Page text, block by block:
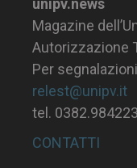
unipv.news
Magazine
Autorizzazione
Per
relest@unipv.it
tel. 0382.984223
CONTATTI